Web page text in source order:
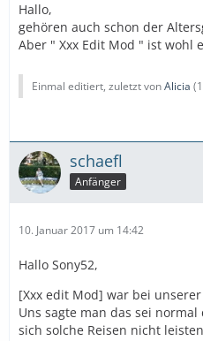
Hallo,
gehören auch schon der
Aber " Xxx Edit Mod " ist wohl
Einmal editiert, zuletzt vonAlicia (
schaefl
Anfänger
10. Januar 2017 um 14:42
Hallo Sony52,
[Xxx edit Mod] war bei unserer
Uns sagte man das sei
sich solche Reisen nicht